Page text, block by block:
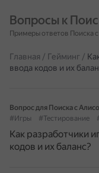
Вопросы к
Примеры ответов Поиска
Главная / Гейминг /
ввода кодов и их
Вопрос для Поиска с
#Игры
#Тестирование
Как разработчики
кодов и их баланс?